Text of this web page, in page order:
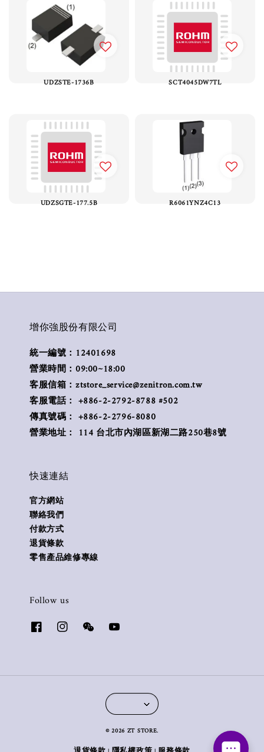
UDZSTE-1736B SCT4045DW7TL
UDZSGTE-177.5B R6061YNZ4C13
增你強股份有限公司
統一編號：12401698
營業時間：09:00~18:00
客服信箱：ztstore_service@zenitron.com.tw
客服電話： +886-2-2792-8788 #502
傳真號碼： +886-2-2796-8080
營業地址： 114 台北市內湖區新湖二路250巷8號
快速連結
官方網站
聯絡我們
付款方式
退貨條款
零售產品維修專線
Follow us
© 2026 ZT STORE.